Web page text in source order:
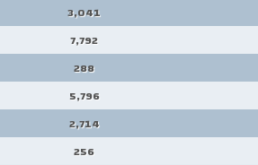
3,041
7,792
288
5,796
2,714
256